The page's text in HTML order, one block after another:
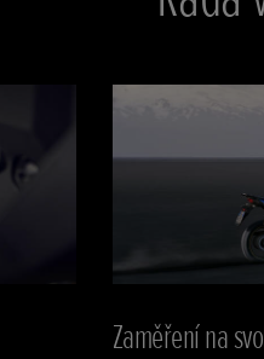
Zaměření na